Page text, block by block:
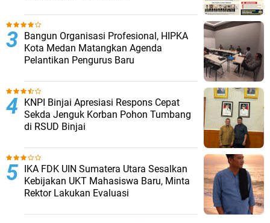
Bangun Organisasi Profesional, HIPKA
Kota Medan Matangkan Agenda
Pelantikan Pengurus Baru
KNPI Binjai Apresiasi Respons Cepat
Sekda Jenguk Korban Pohon Tumbang
di RSUD Binjai
IKA FDK UIN Sumatera Utara Sesalkan
Kebijakan UKT Mahasiswa Baru, Minta
Rektor Lakukan Evaluasi